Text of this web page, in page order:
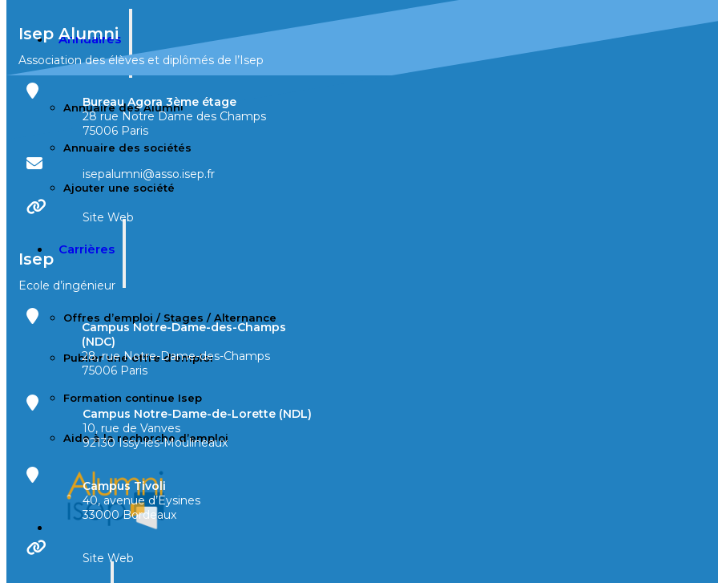
Annuaires
Annuaire des Alumni
Annuaire des sociétés
Ajouter une société
Carrières
Offres d’emploi / Stages / Alternance
Publier une offre d’emploi
Formation continue Isep
Aide à la recherche d’emploi
Isep Alumni
Association des élèves et diplômés de l’Isep
Bureau Agora 3ème étage
28 rue Notre Dame des Champs
75006 Paris
isepalumni@asso.isep.fr
Site Web
Isep
Ecole d’ingénieur
Campus Notre-Dame-des-Champs
(NDC)
28, rue Notre-Dame-des-Champs
75006 Paris
Campus Notre-Dame-de-Lorette (NDL)
10, rue de Vanves
92130 Issy-les-Moulineaux
Campus Tivoli
40, avenue d’Eysines
33000 Bordeaux
Site Web